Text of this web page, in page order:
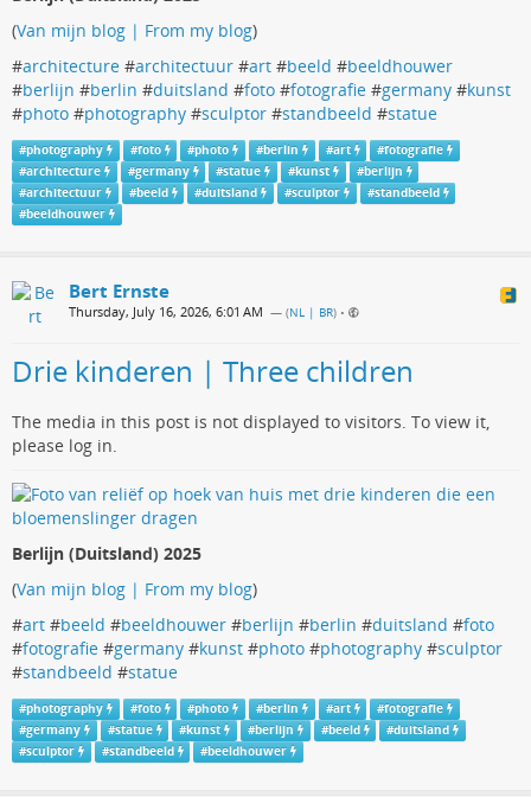
(Van mijn blog | From my blog)
#architecture #architectuur #art #beeld #beeldhouwer
#berlijn #berlin #duitsland #foto #fotografie #germany #kunst
#photo #photography #sculptor #standbeeld #statue
#photography #foto #photo #berlin #art #fotografie
#architecture #germany #statue #kunst #berlijn
#architectuur #beeld #duitsland #sculptor #standbeeld
#beeldhouwer
Bert Ernste
Thursday, July 16, 2026, 6:01 AM — (NL | BR) •
Drie kinderen | Three children
The media in this post is not displayed to visitors. To view it,
please log in.
Berlijn (Duitsland) 2025
(Van mijn blog | From my blog)
#art #beeld #beeldhouwer #berlijn #berlin #duitsland #foto
#fotografie #germany #kunst #photo #photography #sculptor
#standbeeld #statue
#photography #foto #photo #berlin #art #fotografie
#germany #statue #kunst #berlijn #beeld #duitsland
#sculptor #standbeeld #beeldhouwer